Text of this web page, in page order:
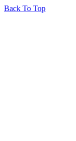
Back To Top